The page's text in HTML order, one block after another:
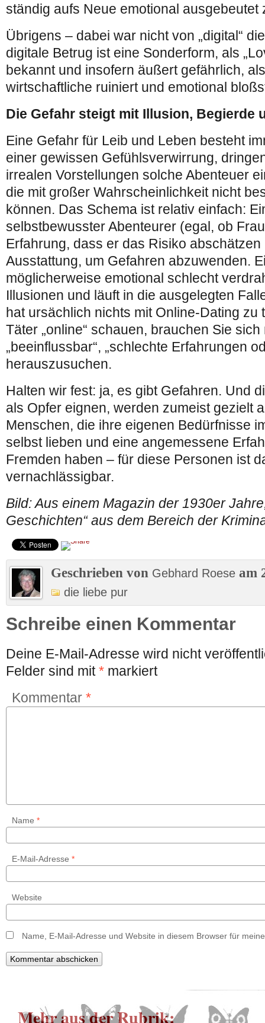
ständig aufs Neue emotional ausgebeutet
Übrigens – dabei war nicht von „digital“
digitale Betrug ist eine Sonderform, als
bekannt und insofern äußert gefährlich,
wirtschaftliche ruiniert und emotional
Die Gefahr steigt mit Illusion, Begierde
Eine Gefahr für Leib und Leben besteht
einer gewissen Gefühlsverwirrung,
irrealen Vorstellungen solche Abenteuer
die mit großer Wahrscheinlichkeit nicht
können. Das Schema ist relativ einfach:
selbstbewusster Abenteurer (egal, ob
Erfahrung, dass er das Risiko
Ausstattung, um Gefahren abzuwenden.
möglicherweise emotional schlecht
Illusionen und läuft in die ausgelegten
hat ursächlich nichts mit Online-Dating zu
Täter „online“ schauen, brauchen Sie
„beeinflussbar“, „schlechte Erfahrungen
herauszusuchen.
Halten wir fest: ja, es gibt Gefahren. Und
als Opfer eignen, werden zumeist gezielt
Menschen, die ihre eigenen Bedürfnisse
selbst lieben und eine angemessene
Fremden haben – für diese Personen ist
vernachlässigbar.
Bild: Aus einem Magazin der 1930er
Geschichten“ aus dem Bereich der
Geschrieben von Gebhard Roese am
die liebe pur
Schreibe einen Kommentar
Deine E-Mail-Adresse wird nicht
Felder sind mit* markiert
Kommentar *
Name *
E-Mail-Adresse *
Website
Name, E-Mail-Adresse und Website in diesem Browser für
Mehr aus der Rubrik: